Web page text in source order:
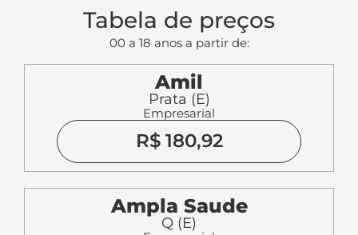
Tabela de preços
00 a 18 anos a partir de:
Amil
Prata (E)
Empresarial
R$ 180,92
Ampla Saude
Q (E)